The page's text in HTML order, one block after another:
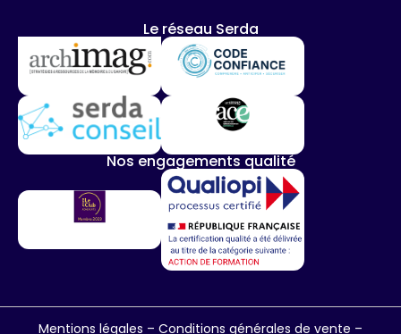
Le réseau Serda
Nos engagements qualité
Mentions légales – Conditions générales de vente –